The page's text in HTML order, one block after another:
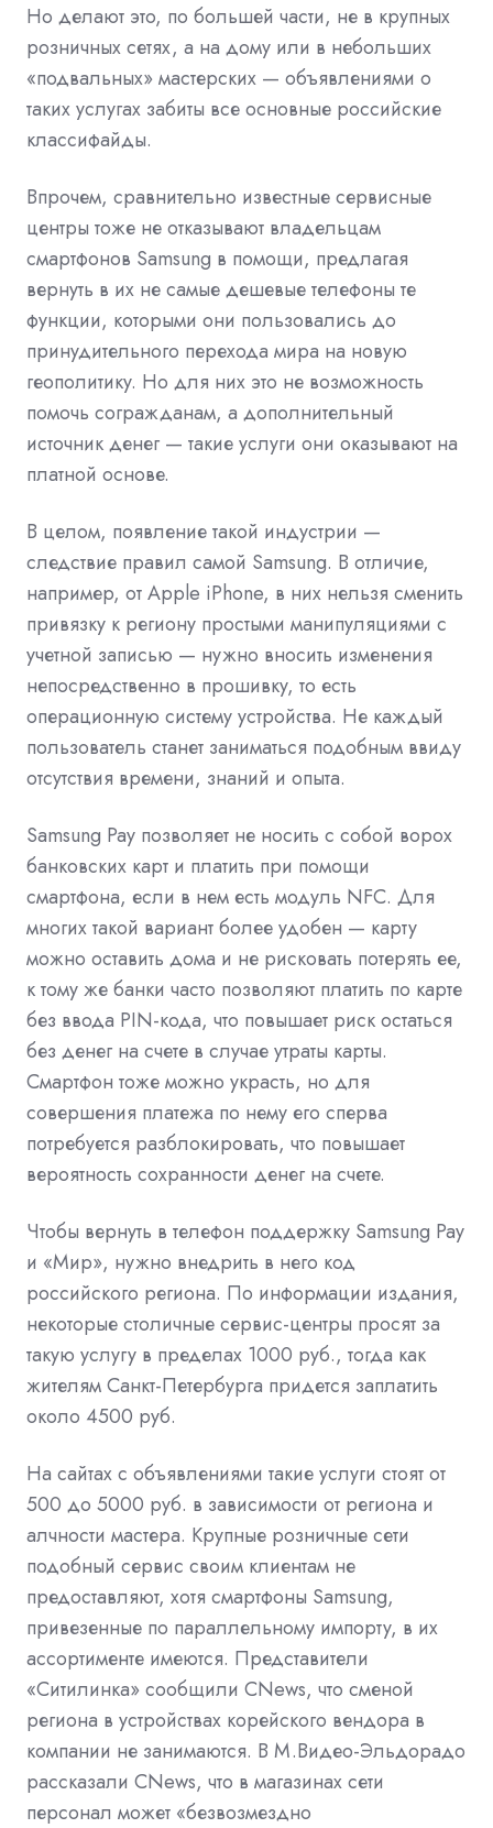
Но делают это, по большей части, не в крупных
розничных сетях, а на дому или в небольших
«подвальных» мастерских — объявлениями о
таких услугах забиты все основные российские
классифайды.
Впрочем, сравнительно известные сервисные
центры тоже не отказывают владельцам
смартфонов Samsung в помощи, предлагая
вернуть в их не самые дешевые телефоны те
функции, которыми они пользовались до
принудительного перехода мира на новую
геополитику. Но для них это не возможность
помочь согражданам, а дополнительный
источник денег — такие услуги они оказывают на
платной основе.
В целом, появление такой индустрии —
следствие правил самой Samsung. В отличие,
например, от Apple iPhone, в них нельзя сменить
привязку к региону простыми манипуляциями с
учетной записью — нужно вносить изменения
непосредственно в прошивку, то есть
операционную систему устройства. Не каждый
пользователь станет заниматься подобным ввиду
отсутствия времени, знаний и опыта.
Samsung Pay позволяет не носить с собой ворох
банковских карт и платить при помощи
смартфона, если в нем есть модуль NFC. Для
многих такой вариант более удобен — карту
можно оставить дома и не рисковать потерять ее,
к тому же банки часто позволяют платить по карте
без ввода PIN-кода, что повышает риск остаться
без денег на счете в случае утраты карты.
Смартфон тоже можно украсть, но для
совершения платежа по нему его сперва
потребуется разблокировать, что повышает
вероятность сохранности денег на счете.
Чтобы вернуть в телефон поддержку Samsung Pay
и «Мир», нужно внедрить в него код
российского региона. По информации издания,
некоторые столичные сервис-центры просят за
такую услугу в пределах 1000 руб., тогда как
жителям Санкт-Петербурга придется заплатить
около 4500 руб.
На сайтах с объявлениями такие услуги стоят от
500 до 5000 руб. в зависимости от региона и
алчности мастера. Крупные розничные сети
подобный сервис своим клиентам не
предоставляют, хотя смартфоны Samsung,
привезенные по параллельному импорту, в их
ассортименте имеются. Представители
«Ситилинка» сообщили CNews, что сменой
региона в устройствах корейского вендора в
компании не занимаются. В М.Видео-Эльдорадо
рассказали CNews, что в магазинах сети
персонал может «безвозмездно